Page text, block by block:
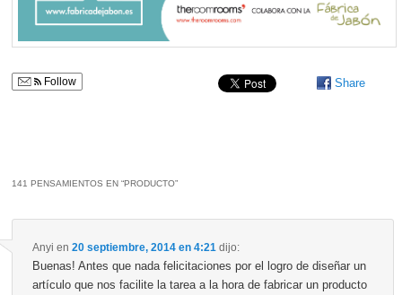
Follow Share
141 PENSAMIENTOS EN “PRODUCTO”
Anyi en 20 septiembre, 2014 en 4:21 dijo:
Buenas! Antes que nada felicitaciones por el logro de diseñar un
artículo que nos facilite la tarea a la hora de fabricar un producto